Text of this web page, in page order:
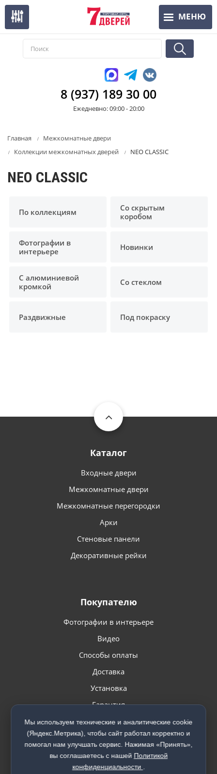
Перейти
основному
содержанию
МЕНЮ
8 (937) 189 30 00
Ежедневно: 09:00 - 20:00
Главная
Межкомнатные двери
Коллекции межкомнатных дверей
NEO CLASSIC
NEO CLASSIC
По коллекциям
Со скрытым
коробом
Фотографии в
интерьере
Новинки
С алюминиевой
кромкой
Со стеклом
Раздвижные Под покраску
Каталог
Входные двери
Межкомнатные двери
Межкомнатные перегородки
Арки
Стеновые панели
Декоративные рейки
Покупателю
Фотографии в интерьере
Видео
Способы оплаты
Доставка
Установка
Гарантия
О компании
Мы используем технические и аналитические cookie
(Яндекс.Метрика), чтобы сайт работал корректно и
помогал нам улучшать сервис. Нажимая «Принять»,
вы соглашаетесь с нашей Политикой
конфиденциальности